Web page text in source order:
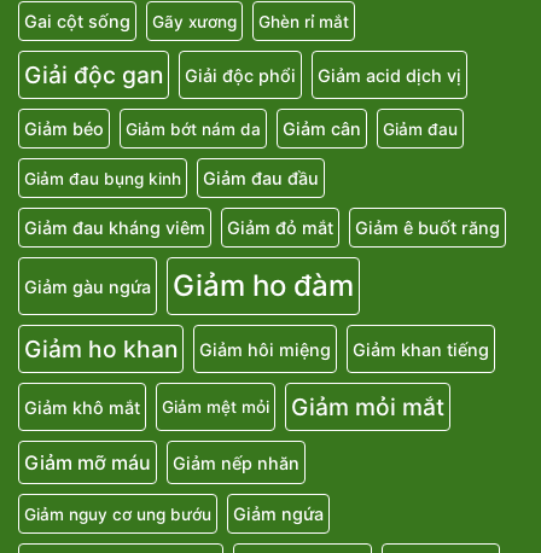
Gai cột sống Gãy xương Ghèn rỉ mắt
Giải độc gan Giải độc phổi Giảm acid dịch vị
Giảm béo Giảm bớt nám da Giảm cân Giảm đau
Giảm đau bụng kinh Giảm đau đầu
Giảm đau kháng viêm Giảm đỏ mắt Giảm ê buốt răng
Giảm gàu ngứa Giảm ho đàm
Giảm ho khan Giảm hôi miệng Giảm khan tiếng
Giảm khô mắt Giảm mệt mỏi Giảm mỏi mắt
Giảm mỡ máu Giảm nếp nhăn
Giảm nguy cơ ung bướu Giảm ngứa